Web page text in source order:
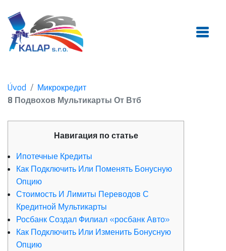
Úvod
Микрокредит
8 Подвохов Мультикарты От Втб
Навигация по статье
Ипотечные Кредиты
Как Подключить Или Поменять Бонусную
Опцию
Стоимость И Лимиты Переводов С
Кредитной Мультикарты
Росбанк Создал Филиал «росбанк Авто»
Как Подключить Или Изменить Бонусную
Опцию